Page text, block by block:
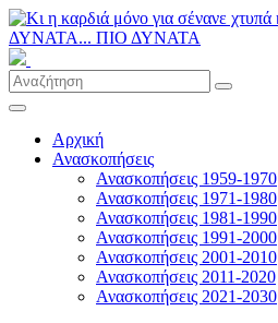
Αρχική
Ανασκοπήσεις
Ανασκοπήσεις 1959-1970
Ανασκοπήσεις 1971-1980
Ανασκοπήσεις 1981-1990
Ανασκοπήσεις 1991-2000
Ανασκοπήσεις 2001-2010
Ανασκοπήσεις 2011-2020
Ανασκοπήσεις 2021-2030